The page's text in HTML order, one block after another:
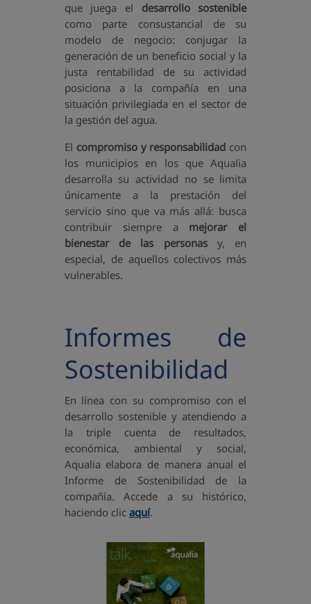
que juega el desarrollo sostenible
como parte consustancial de su
modelo de negocio: conjugar la
generación de un beneficio social y la
justa rentabilidad de su actividad
posiciona a la compañía en una
situación privilegiada en el sector de
la gestión del agua.
El compromiso y responsabilidad con
los municipios en los que Aqualia
desarrolla su actividad no se limita
únicamente a la prestación del
servicio sino que va más allá: busca
contribuir siempre a mejorar el
bienestar de las personasy, en
especial, de aquellos colectivos más
vulnerables.
Informes de
Sostenibilidad
En línea con su compromiso con el
desarrollo sostenible y atendiendo a
la triple cuenta de resultados,
económica, ambiental y social,
Aqualia elabora de manera anual el
Informe de Sostenibilidad de la
compañía. Accede a su histórico,
haciendo clic aquí.